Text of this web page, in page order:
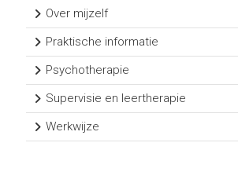
Over mijzelf
Praktische informatie
Psychotherapie
Supervisie en leertherapie
Werkwijze